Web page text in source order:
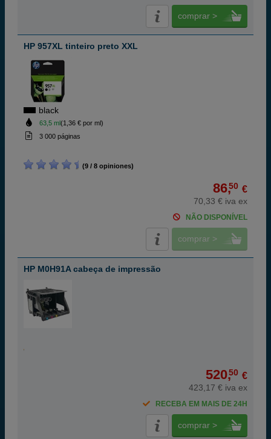
comprar >
HP 957XL tinteiro preto XXL
black
63,5 ml(1,36 € por ml)
3 000 páginas
(9 / 8 opiniones)
86,50 €
70,33 € iva ex
NÃO DISPONÍVEL
comprar >
HP M0H91A cabeça de impressão
520,50 €
423,17 € iva ex
RECEBA EM MAIS DE 24H
comprar >